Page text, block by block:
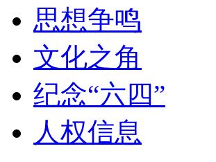
思想争鸣
文化之角
纪念“六四”
人权信息